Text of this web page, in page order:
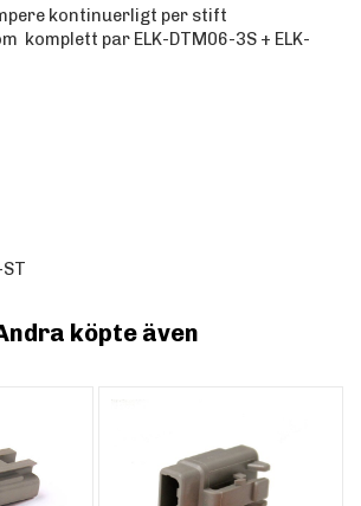
kontinuerligt per stift
komplett par ELK-DTM06-3S + ELK-
köpte även